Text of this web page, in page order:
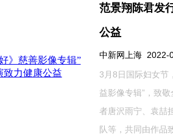
范景翔陈君发
公益
中新网上海 2022-
3月8日国际妇女节
益影像专辑”，致
者唐沢雨宁、袁喆
队等，共同由作品